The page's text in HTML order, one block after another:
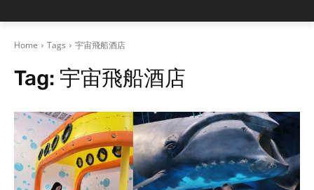
Home Tags 宇宙飛船酒店
Tag: 宇宙飛船酒店